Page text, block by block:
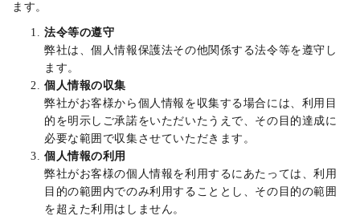
ます。
法令等の遵守
弊社は、個人情報保護法その他関係する法令等を遵守し
ます。
個人情報の収集
弊社がお客様から個人情報を収集する場合には、利用目
的を明示しご承諾をいただいたうえで、その目的達成に
必要な範囲で収集させていただきます。
個人情報の利用
弊社がお客様の個人情報を利用するにあたっては、利用
目的の範囲内でのみ利用することとし、その目的の範囲
を超えた利用はしません。